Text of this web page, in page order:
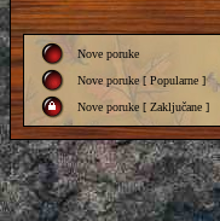
Nove poruke
Nove poruke [ Popularne ]
Nove poruke [ Zaključane ]